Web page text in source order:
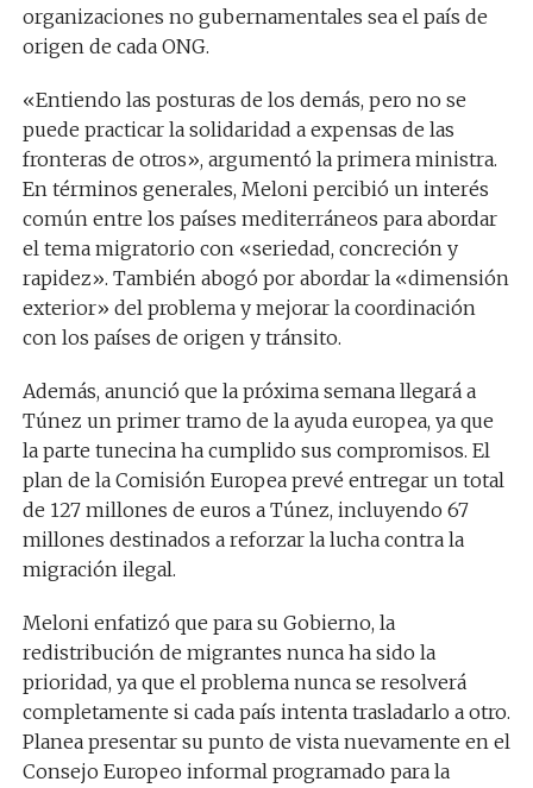
organizaciones no gubernamentales sea el país de
origen de cada ONG.
«Entiendo las posturas de los demás, pero no se
puede practicar la solidaridad a expensas de las
fronteras de otros», argumentó la primera ministra.
En términos generales, Meloni percibió un interés
común entre los países mediterráneos para abordar
el tema migratorio con «seriedad, concreción y
rapidez». También abogó por abordar la «dimensión
exterior» del problema y mejorar la coordinación
con los países de origen y tránsito.
Además, anunció que la próxima semana llegará a
Túnez un primer tramo de la ayuda europea, ya que
la parte tunecina ha cumplido sus compromisos. El
plan de la Comisión Europea prevé entregar un total
de 127 millones de euros a Túnez, incluyendo 67
millones destinados a reforzar la lucha contra la
migración ilegal.
Meloni enfatizó que para su Gobierno, la
redistribución de migrantes nunca ha sido la
prioridad, ya que el problema nunca se resolverá
completamente si cada país intenta trasladarlo a otro.
Planea presentar su punto de vista nuevamente en el
Consejo Europeo informal programado para la